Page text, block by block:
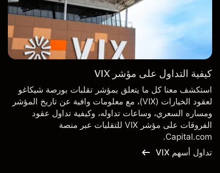
كيفية التداول على مؤشر VIX
استكشف معنا كل ما يتعلق بمؤشر تقلبات بورصة شيكاغو
لعقود الخيارات (VIX)، مع معلومات وافية عن تاريخ المؤشر
ومساره السعري، وساعات تداوله، وكيفية تداول عقود
الفروقات على مؤشر VIX للتقلبات عبر منصة
Capital.com.
تداول أسهم VIX